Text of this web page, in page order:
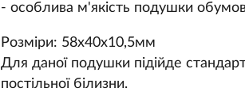
- особлива м'якість подушки
Розміри: 58х40х10,5мм
Для даної подушки підійде
постільної білизни.